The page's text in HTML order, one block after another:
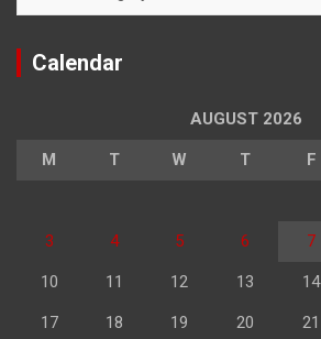
Calendar
AUGUST 2026
M T W T F
3 4 5 6 7
10 11 12 13 14
17 18 19 20 21